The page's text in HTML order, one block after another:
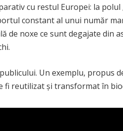
cu restul Europei: la
constant al unui număr
noxe ce sunt degajate din
Un exemplu, propus
fi reutilizat și transformat în